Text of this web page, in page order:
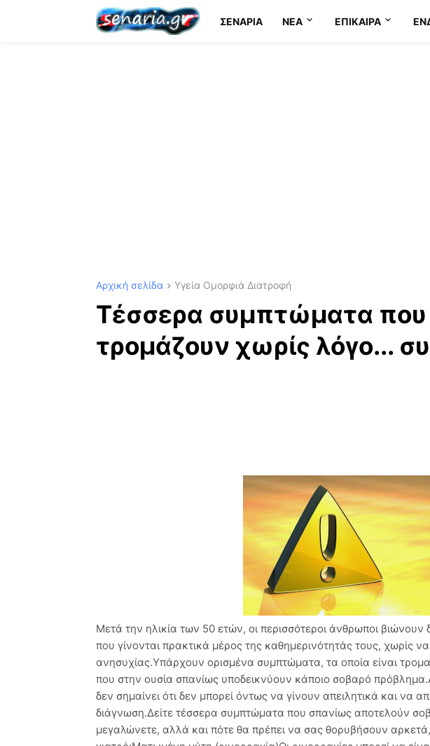
ΣΕΝΆΡΙΑ NEA ΕΠΊΚΑΙΡΑ
Αρχική σελίδα Υγεία Ομορφιά Διατροφή
Τέσσερα συμπτώματα που
τρομάζουν χωρίς λόγο...
Μετά την ηλικία των 50 ετών, οι περισσότεροι άνθρωποι
που γίνονται πρακτικά μέρος της καθημερινότητάς τους, χωρίς
ανησυχίας.Υπάρχουν ορισμένα συμπτώματα, τα οποία είναι
που στην ουσία σπανίως υποδεικνύουν κάποιο σοβαρό
δεν σημαίνει ότι δεν μπορεί όντως να γίνουν απειλητικά και να
διάγνωση.Δείτε τέσσερα συμπτώματα που σπανίως αποτελούν
μεγαλώνετε, αλλά και πότε θα πρέπει να σας θορυβήσουν